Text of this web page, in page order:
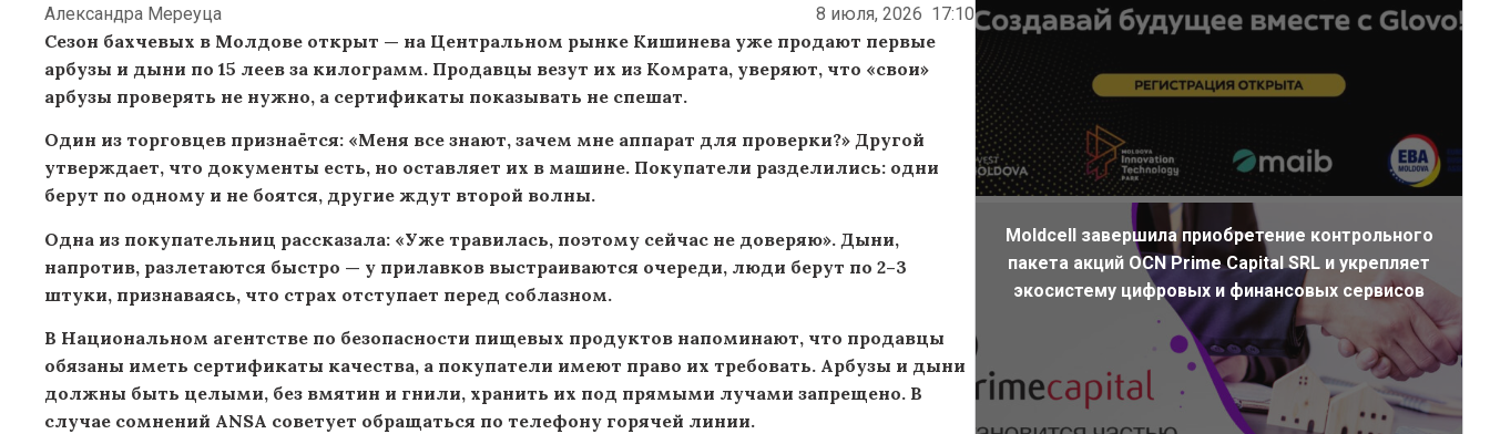
Александра Мереуца 8 июля, 2026 17:10
Сезон бахчевых в Молдове открыт — на Центральном рынке Кишинева уже продают первые
арбузы и дыни по 15 леев за килограмм. Продавцы везут их из Комрата, уверяют, что «свои»
арбузы проверять не нужно, а сертификаты показывать не спешат.
Один из торговцев признаётся: «Меня все знают, зачем мне аппарат для проверки?» Другой
утверждает, что документы есть, но оставляет их в машине. Покупатели разделились: одни
берут по одному и не боятся, другие ждут второй волны.
Одна из покупательниц рассказала: «Уже травилась, поэтому сейчас не доверяю». Дыни,
напротив, разлетаются быстро — у прилавков выстраиваются очереди, люди берут по 2–3
штуки, признаваясь, что страх отступает перед соблазном.
В Национальном агентстве по безопасности пищевых продуктов напоминают, что продавцы
обязаны иметь сертификаты качества, а покупатели имеют право их требовать. Арбузы и дыни
должны быть целыми, без вмятин и гнили, хранить их под прямыми лучами запрещено. В
случае сомнений ANSA советует обращаться по телефону горячей линии.
Moldcell завершила приобретение контрольного
пакета акций OCN Prime Capital SRL и укрепляет
экосистему цифровых и финансовых сервисов